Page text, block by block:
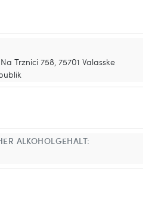
Trznici 758, 75701 Valasske
ALKOHOLGEHALT: